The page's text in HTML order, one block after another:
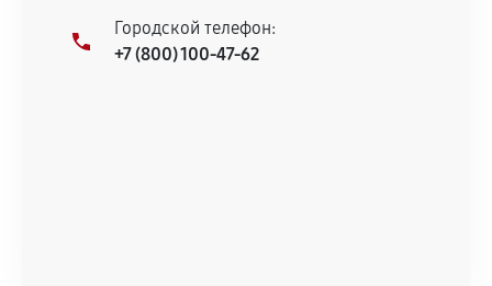
Городской телефон:
+7 (800) 100-47-62